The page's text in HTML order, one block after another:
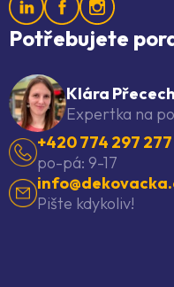
Potřebujete
Klára
Expertka na
+420 774 297 277
po-pá: 9-17
Pište kdykoliv!